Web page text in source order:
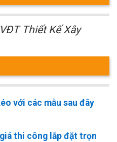
Thiết Kế Xây
với các mẫu sau đây
thi công lắp đặt trọn